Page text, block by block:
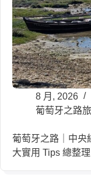
8 月, 2026
葡萄牙之路
葡萄牙之路｜中央
大實用 Tips 總整理